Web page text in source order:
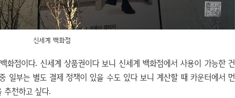
신세계 백화점
화점이다. 신세계 상품권이다 보니 신세계 백화점에서 사용이 가능한 건
일부는 별도 결제 정책이 있을 수도 있다 보니 계산할 때 카운터에서 먼
추천하고 싶다.